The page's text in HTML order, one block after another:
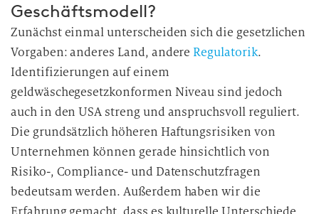
Geschäftsmodell?
Zunächst einmal unterscheiden sich die gesetzlichen
Vorgaben: anderes Land, andereRegulatorik.
Identifizierungen auf einem
geldwäschegesetzkonformen Niveau sind jedoch
auch in den USA streng und anspruchsvoll reguliert.
Die grundsätzlich höheren Haftungsrisiken von
Unternehmen können gerade hinsichtlich von
Risiko-, Compliance- und Datenschutzfragen
bedeutsam werden. Außerdem haben wir die